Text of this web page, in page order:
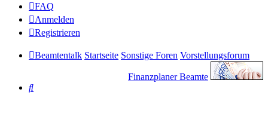
FAQ
Anmelden
Registrieren
Beamtentalk Startseite Sonstige Foren Vorstellungsforum
Finanzplaner Beamte
Suche